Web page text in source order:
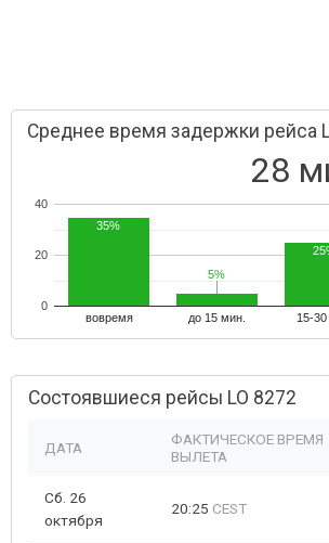
Среднее время задержки рейса
28
вовремя до 15 мин. 15-30
0
20
40
35%
5%
5%
Состоявшиеся рейсы LO 8272
ДАТА
ФАКТИЧЕСКОЕ ВРЕМЯ
ВЫЛЕТА
Сб. 26
октября
20:25 CEST